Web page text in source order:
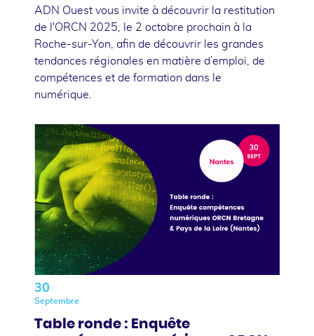
ADN Ouest vous invite à découvrir la restitution
de l'ORCN 2025, le 2 octobre prochain à la
Roche-sur-Yon, afin de découvrir les grandes
tendances régionales en matière d’emploi, de
compétences et de formation dans le
numérique.
30
Septembre
Table ronde : Enquête